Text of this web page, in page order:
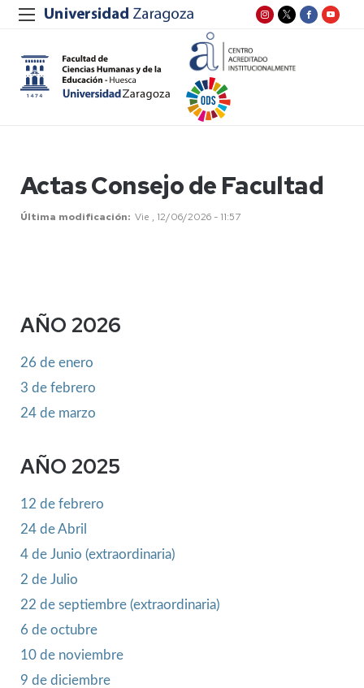
Actas Consejo de Facultad
Última modificación Vie , 12/06/2026 - 11:57
AÑO 2026
26 de enero
3 de febrero
24 de marzo
AÑO 2025
12 de febrero
24 de Abril
4 de Junio (extraordinaria)
2 de Julio
22 de septiembre (extraordinaria)
6 de octubre
10 de noviembre
9 de diciembre